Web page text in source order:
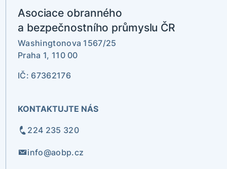
Asociace obranného
a bezpečnostního průmyslu ČR
Washingtonova 1567/25
Praha 1, 110 00
IČ: 67362176
KONTAKTUJTE NÁS
224 235 320
info@aobp.cz